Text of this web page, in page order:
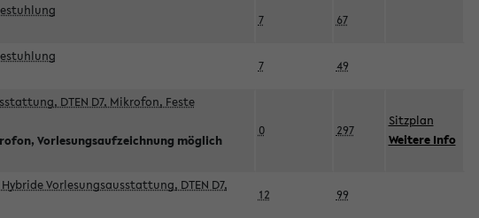
7 67
7 49
DTEN D7, Mikrofon, Feste
Vorlesungsaufzeichnung möglich
0 297
Sitzplan
Weitere Info
Vorlesungsausstattung, DTEN D7,
12 99